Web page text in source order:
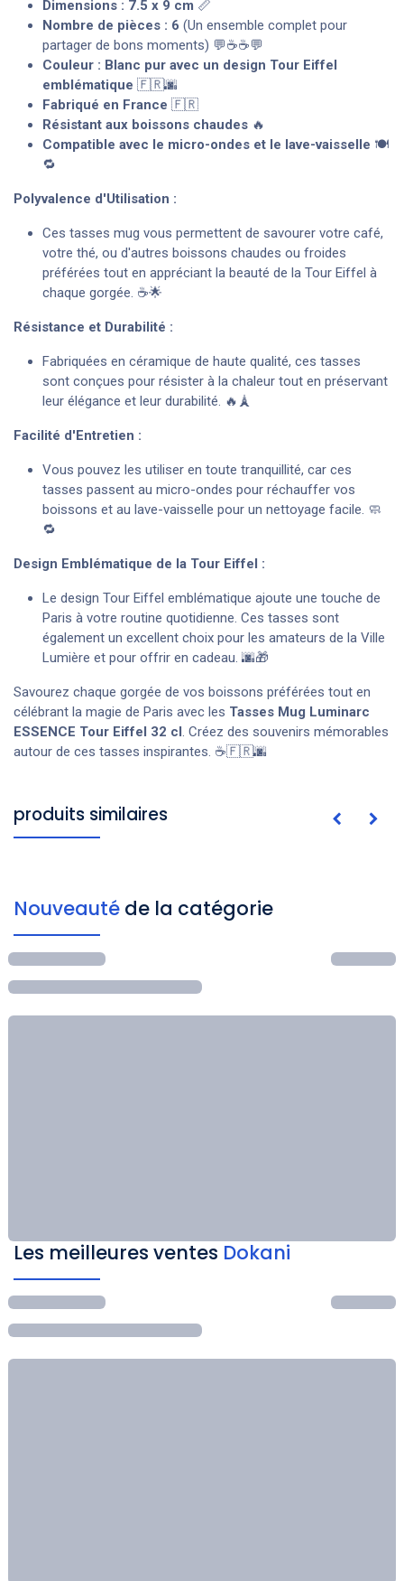
Dimensions : 7.5 x 9 cm 📏
Nombre de pièces : 6 (Un ensemble complet pour
partager de bons moments) 💬☕☕💬
Couleur : Blanc pur avec un design Tour Eiffel
emblématique 🇫🇷🌆
Fabriqué en France 🇫🇷
Résistant aux boissons chaudes 🔥
Compatible avec le micro-ondes et le lave-vaisselle 🍽️
🔁
Polyvalence d'Utilisation :
Ces tasses mug vous permettent de savourer votre café,
votre thé, ou d'autres boissons chaudes ou froides
préférées tout en appréciant la beauté de la Tour Eiffel à
chaque gorgée. ☕🌟
Résistance et Durabilité :
Fabriquées en céramique de haute qualité, ces tasses
sont conçues pour résister à la chaleur tout en préservant
leur élégance et leur durabilité. 🔥🗼
Facilité d'Entretien :
Vous pouvez les utiliser en toute tranquillité, car ces
tasses passent au micro-ondes pour réchauffer vos
boissons et au lave-vaisselle pour un nettoyage facile. 🧼
🔁
Design Emblématique de la Tour Eiffel :
Le design Tour Eiffel emblématique ajoute une touche de
Paris à votre routine quotidienne. Ces tasses sont
également un excellent choix pour les amateurs de la Ville
Lumière et pour offrir en cadeau. 🌆🎁
Savourez chaque gorgée de vos boissons préférées tout en
célébrant la magie de Paris avec les Tasses Mug Luminarc
ESSENCE Tour Eiffel 32 cl . Créez des souvenirs mémorables
autour de ces tasses inspirantes. ☕🇫🇷🌆
produits similaires
Nouveauté de la catégorie
Les meilleures ventes Dokani